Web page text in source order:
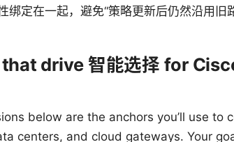
绑定在一起，避免“策略更新后仍然沿用旧
drive 智能选择 for
below are the anchors you’ll use to
centers, and cloud gateways. Your